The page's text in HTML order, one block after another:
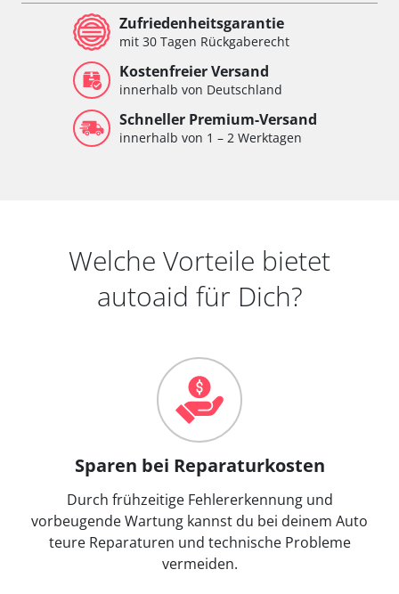
Zufriedenheitsgarantie
mit 30 Tagen Rückgaberecht
Kostenfreier Versand
innerhalb von Deutschland
Schneller Premium-Versand
innerhalb von 1 – 2 Werktagen
Welche Vorteile bietet
autoaid für Dich?
Sparen bei Reparaturkosten
Durch frühzeitige Fehlererkennung und
vorbeugende Wartung kannst du bei deinem Auto
teure Reparaturen und technische Probleme
vermeiden.